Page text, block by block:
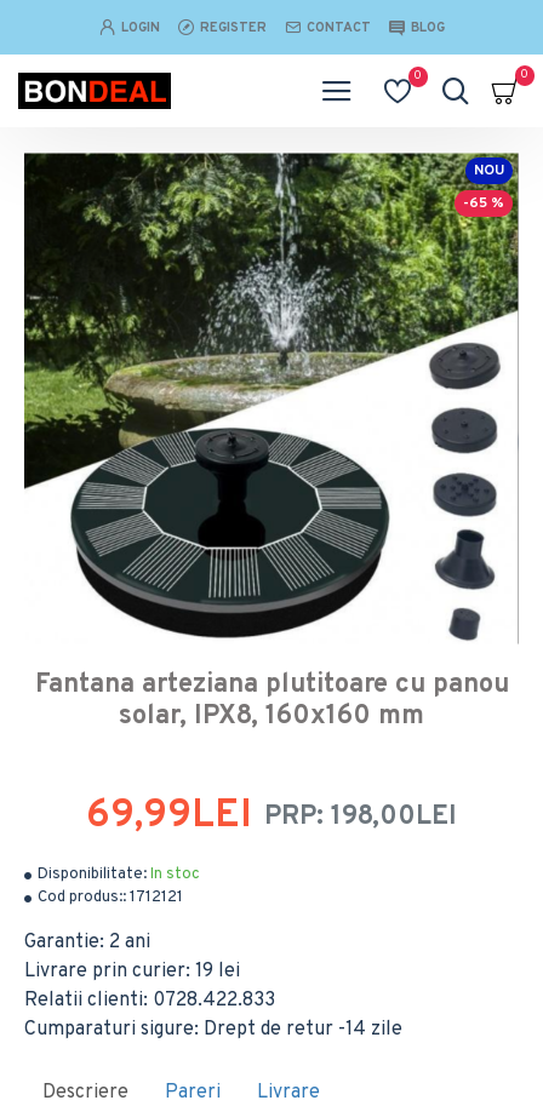
LOGIN REGISTER CONTACT BLOG
0 0
NOU
-65 %
Fantana arteziana plutitoare cu panou
solar, IPX8, 160x160 mm
Disponibilitate:In stoc
Cod produs::1712121
PRP: 198,00LEI
69,99LEI
Garantie: 2 ani
Livrare prin curier: 19 lei
Relatii clienti: 0728.422.833
Cumparaturi sigure: Drept de retur -14 zile
Descriere Pareri Livrare